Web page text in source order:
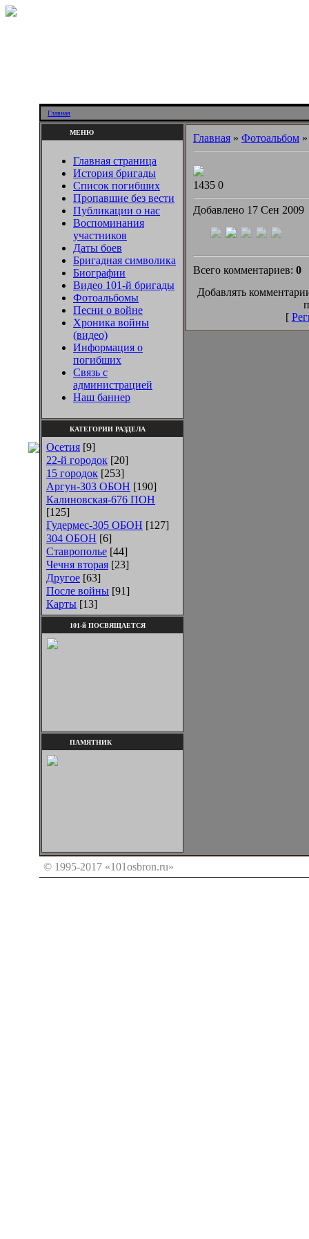
Главная
МЕНЮ
Главная страница
История бригады
Список погибших
Пропавшие без вести
Публикации о нас
Воспоминания
участников
Даты боев
Бригадная символика
Биографии
Видео 101-й бригады
Фотоальбомы
Песни о войне
Хроника войны
(видео)
Информация о
погибших
Связь с
администрацией
Наш баннер
КАТЕГОРИИ РАЗДЕЛА
Осетия [9]
22-й городок [20]
15 городок [253]
Аргун-303 ОБОН [190]
Калиновская-676 ПОН
[125]
Гудермес-305 ОБОН [127]
304 ОБОН [6]
Ставрополье [44]
Чечня вторая [23]
Другое [63]
После войны [91]
Карты [13]
101-й ПОСВЯЩАЕТСЯ
ПАМЯТНИК
Главная » Фотоальбом
1435 0
Добавлено 17 Сен 2009
Всего комментариев: 0
Добавлять
[
© 1995-2017 «101osbron.ru»